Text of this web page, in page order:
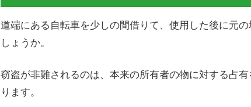
道端にある自転車を少しの間借りて、使用した後に元
しょうか。
窃盗が非難されるのは、本来の所有者の物に対する占
ります。